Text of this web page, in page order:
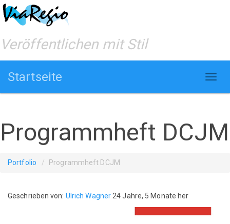
Veröffentlichen mit Stil
Startseite
Programmheft DCJM
Portfolio Programmheft DCJM
Geschrieben von: Ulrich Wagner 24 Jahre, 5 Monate her